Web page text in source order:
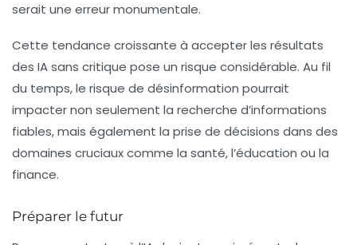
serait une erreur monumentale.
Cette tendance croissante à accepter les résultats
des IA sans critique pose un risque considérable. Au fil
du temps, le risque de désinformation pourrait
impacter non seulement la recherche d’informations
fiables, mais également la prise de décisions dans des
domaines cruciaux comme la santé, l’éducation ou la
finance.
Préparer le futur